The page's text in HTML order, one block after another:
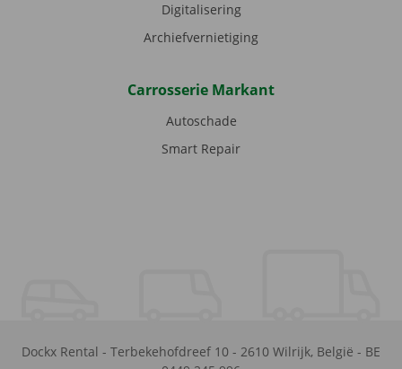
Digitalisering
Archiefvernietiging
Carrosserie Markant
Autoschade
Smart Repair
Dockx Rental - Terbekehofdreef 10 - 2610 Wilrijk, België - BE